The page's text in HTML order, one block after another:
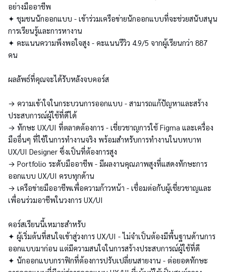
อย่างมืออาชีพ
✦ ชุมชนนักออกแบบ - เข้าร่วมเครือข่ายนักออกแบบที่จะช่วยสนับสนุน
การเรียนรู้และการหางาน
✦ คะแนนความพึงพอใจสูง - คะแนนรีวิว 4.9/5 จากผู้เรียนกว่า 887
คน
ผลลัพธ์ที่คุณจะได้รับหลังจบคอร์ส
→ ความเข้าใจในกระบวนการออกแบบ - สามารถแก้ปัญหาและสร้าง
ประสบการณ์ผู้ใช้ที่ดีได้
→ ทักษะ UX/UI ที่ตลาดต้องการ - เชี่ยวชาญการใช้ Figma และเครื่อง
มืออื่นๆ ที่ใช้ในการทำงานจริง พร้อมสำหรับการทำงานในบทบาท
UX/UI Designer ซึ่งเป็นที่ต้องการสูง
→ Portfolio ระดับมืออาชีพ - มีผลงานคุณภาพสูงที่แสดงทักษะการ
ออกแบบ UX/UI ครบทุกด้าน
→ เครือข่ายมืออาชีพเพื่อความก้าวหน้า - เชื่อมต่อกับผู้เชี่ยวชาญและ
เพื่อนร่วมอาชีพในวงการ UX/UI
คอร์สเรียนนี้เหมาะสำหรับ
✦ ผู้เริ่มต้นที่สนใจเข้าสู่วงการ UX/UI - ไม่จำเป็นต้องมีพื้นฐานด้านการ
ออกแบบมาก่อน แต่มีความสนใจในการสร้างประสบการณ์ผู้ใช้ที่ดี
✦ นักออกแบบกราฟิกที่ต้องการปรับเปลี่ยนสายงาน - ต่อยอดทักษะ